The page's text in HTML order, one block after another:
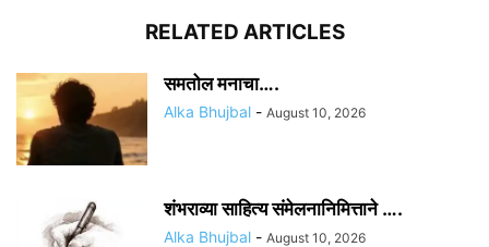
RELATED ARTICLES
समतोल मनाचा….
Alka Bhujbal - August 10, 2026
शंभराव्या साहित्य संमेलनानिमित्ताने ….
Alka Bhujbal - August 10, 2026